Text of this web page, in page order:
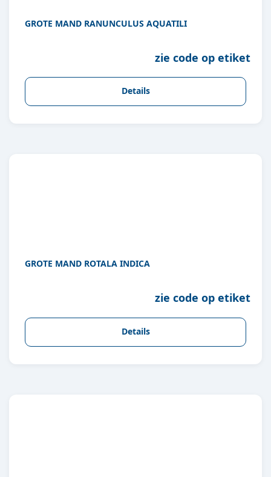
GROTE MAND RANUNCULUS AQUATILI
zie code op etiket
Details
GROTE MAND ROTALA INDICA
zie code op etiket
Details